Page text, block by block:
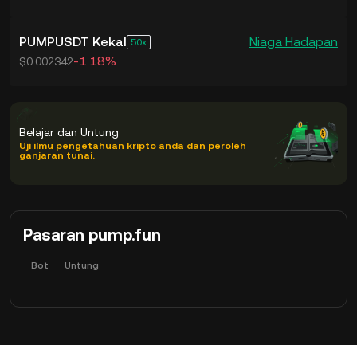
PUMPUSDT Kekal 50 Niaga Hadapan
$0.002342-1.18%
Belajar dan Untung
Uji ilmu pengetahuan kripto anda dan peroleh
ganjaran tunai.
Pasaran pump.fun
Bot Untung